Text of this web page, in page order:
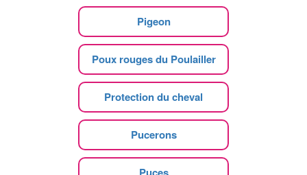
Pigeon
Poux rouges du Poulailler
Protection du cheval
Pucerons